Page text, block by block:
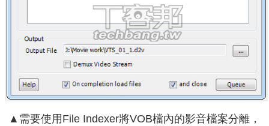
▲需要使用File Indexer將VOB檔內的影音檔案分離，